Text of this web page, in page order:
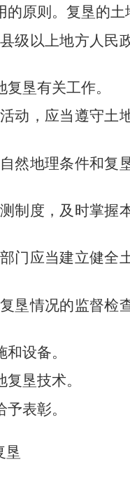
原则。复垦的土
级以上地方人民
垦有关工作。
动，应当遵守土
然地理条件和复
制度，及时掌握
门应当建立健全
垦情况的监督检
设备。
垦技术。
表彰。
垦